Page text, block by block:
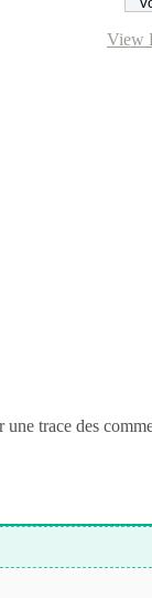
View
trace des